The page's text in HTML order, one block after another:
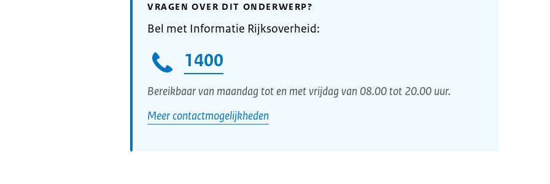
VRAGEN OVER DIT ONDERWERP?
Bel met Informatie Rijksoverheid:
1400
Bereikbaar van maandag tot en met vrijdag van 08.00 tot 20.00 uur.
Meer contactmogelijkheden